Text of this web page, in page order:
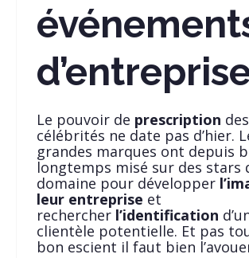
Le pouvoir de prescription des
célébrités ne date pas d’hier.
grandes marques ont depuis
longtemps misé sur des stars
domaine pour développer
leur entreprise et
rechercher l’identification
clientèle potentielle. Et pas
bon escient il faut bien